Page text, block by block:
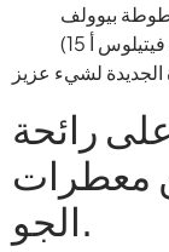
بيوولف
رائحة
معطرات
الجو.